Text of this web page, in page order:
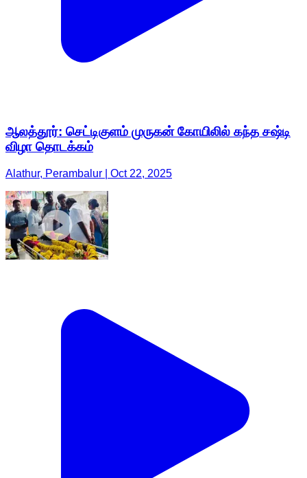
ஆலத்தூர்: செட்டிகுளம் முருகன் கோயிலில் கந்த சஷ்டி
விழா தொடக்கம்
Alathur, Perambalur | Oct 22, 2025